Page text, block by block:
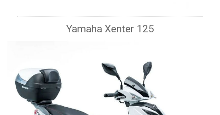
Yamaha Xenter 125